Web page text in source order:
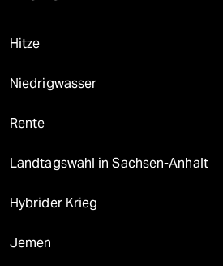
Hitze
Niedrigwasser
Rente
Landtagswahl in Sachsen-Anhalt
Hybrider Krieg
Jemen